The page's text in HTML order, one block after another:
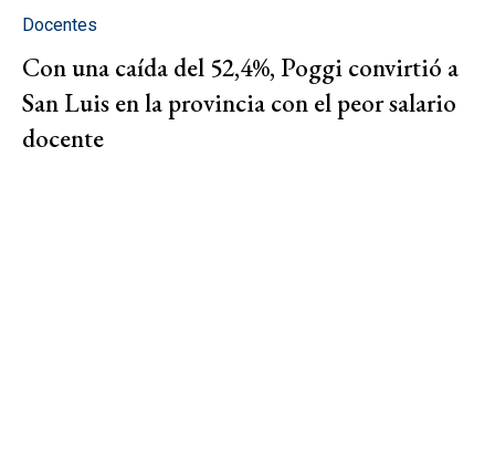
Docentes
Con una caída del 52,4%, Poggi convirtió a
San Luis en la provincia con el peor salario
docente